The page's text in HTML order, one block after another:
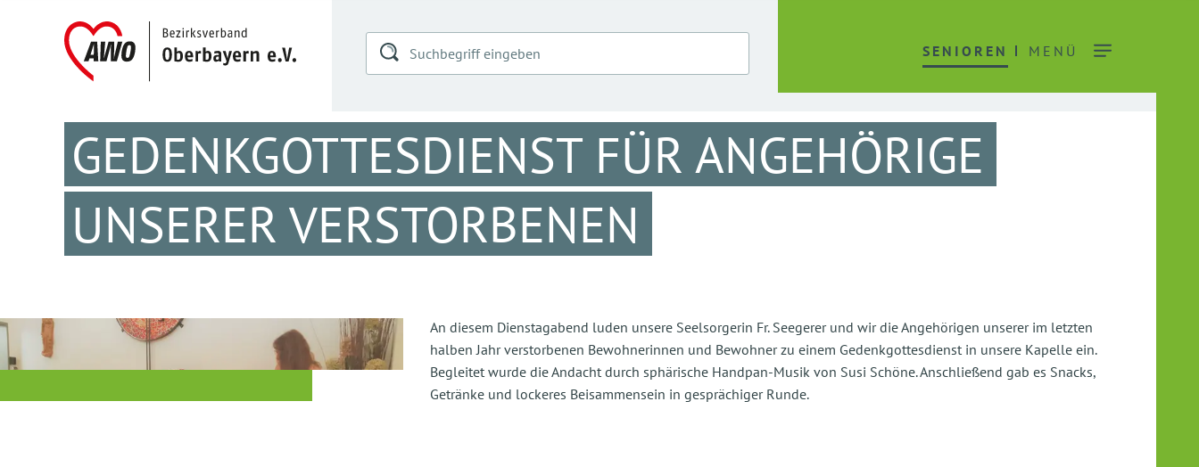
SENIOREN MENÜ
GEDENKGOTTESDIENST FÜR ANGEHÖRIGE
UNSERER VERSTORBENEN
An diesem Dienstagabend luden unsere Seelsorgerin Fr. Seegerer und wir die Angehörigen unserer im letzten
halben Jahr verstorbenen Bewohnerinnen und Bewohner zu einem Gedenkgottesdienst in unsere Kapelle ein.
Begleitet wurde die Andacht durch sphärische Handpan-Musik von Susi Schöne. Anschließend gab es Snacks,
Getränke und lockeres Beisammensein in gesprächiger Runde.